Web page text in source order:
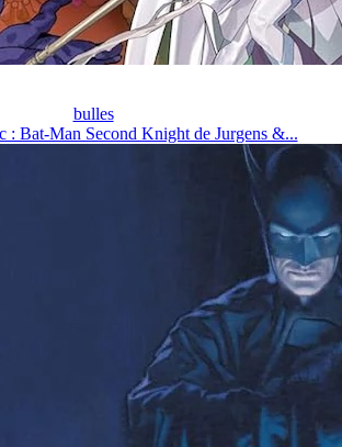
bulles
: Bat-Man Second Knight de Jurgens &...